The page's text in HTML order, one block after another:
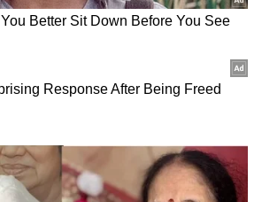
ಈ ಭ್ರಷ್ಟ ಸರ್ಕಾರವನ್ನು
ಜನರ ಆಸೆ. ಜನರ